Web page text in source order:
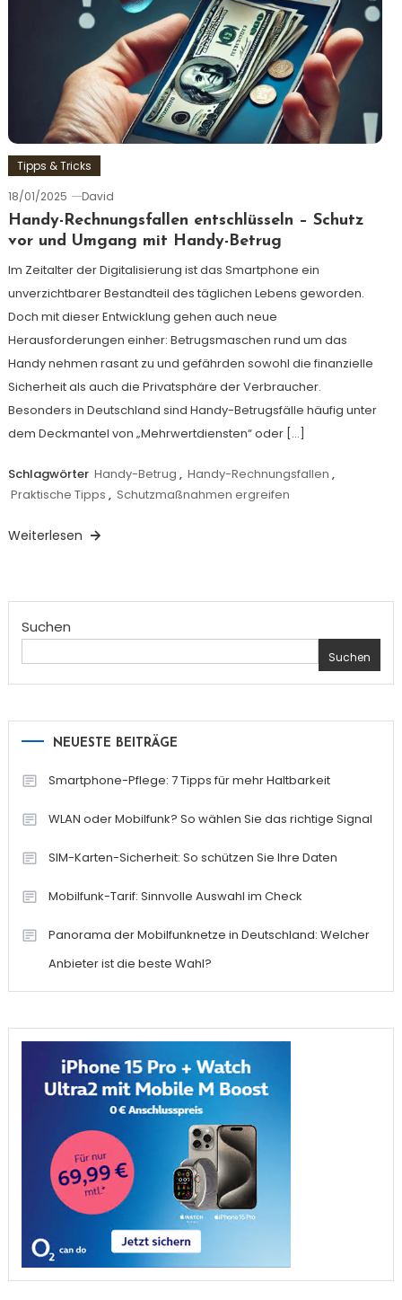
Tipps & Tricks
18/01/2025
David
Handy-Rechnungsfallen entschlüsseln – Schutz
vor und Umgang mit Handy-Betrug
Im Zeitalter der Digitalisierung ist das Smartphone ein
unverzichtbarer Bestandteil des täglichen Lebens geworden.
Doch mit dieser Entwicklung gehen auch neue
Herausforderungen einher: Betrugsmaschen rund um das
Handy nehmen rasant zu und gefährden sowohl die finanzielle
Sicherheit als auch die Privatsphäre der Verbraucher.
Besonders in Deutschland sind Handy-Betrugsfälle häufig unter
dem Deckmantel von „Mehrwertdiensten“ oder […]
Schlagwörter Handy-Betrug , Handy-Rechnungsfallen ,
Praktische Tipps , Schutzmaßnahmen ergreifen
Weiterlesen
Suchen
Suchen
NEUESTE BEITRÄGE
Smartphone-Pflege: 7 Tipps für mehr Haltbarkeit
WLAN oder Mobilfunk? So wählen Sie das richtige Signal
SIM-Karten-Sicherheit: So schützen Sie Ihre Daten
Mobilfunk-Tarif: Sinnvolle Auswahl im Check
Panorama der Mobilfunknetze in Deutschland: Welcher
Anbieter ist die beste Wahl?